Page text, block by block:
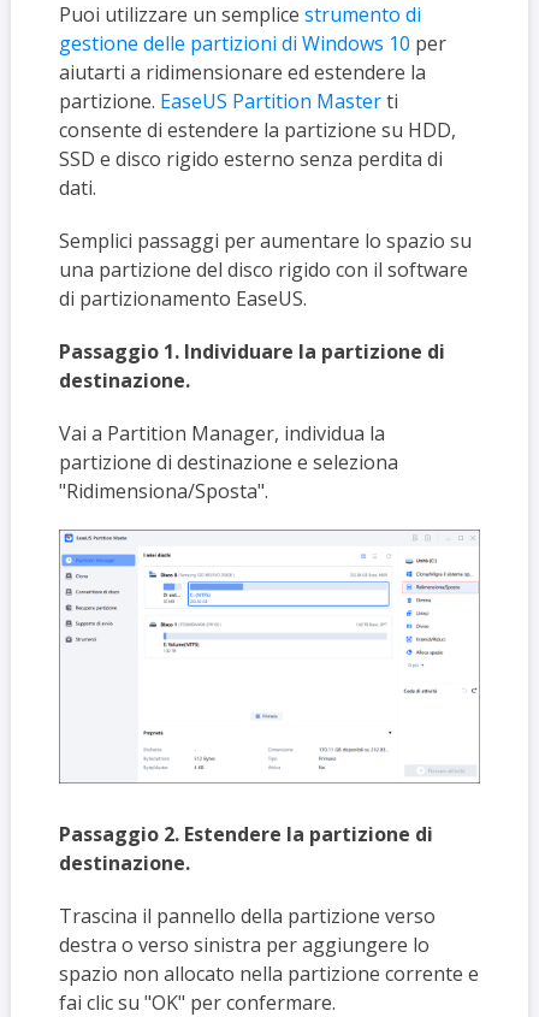
Puoi utilizzare un semplice strumento di
gestione delle partizioni di Windows 10 per
aiutarti a ridimensionare ed estendere la
partizione. EaseUS Partition Masterti
consente di estendere la partizione su HDD,
SSD e disco rigido esterno senza perdita di
dati.
Semplici passaggi per aumentare lo spazio su
una partizione del disco rigido con il software
di partizionamento EaseUS.
Passaggio 1. Individuare la partizione di
destinazione.
Vai a Partition Manager, individua la
partizione di destinazione e seleziona
"Ridimensiona/Sposta".
Passaggio 2. Estendere la partizione di
destinazione.
Trascina il pannello della partizione verso
destra o verso sinistra per aggiungere lo
spazio non allocato nella partizione corrente e
fai clic su "OK" per confermare.